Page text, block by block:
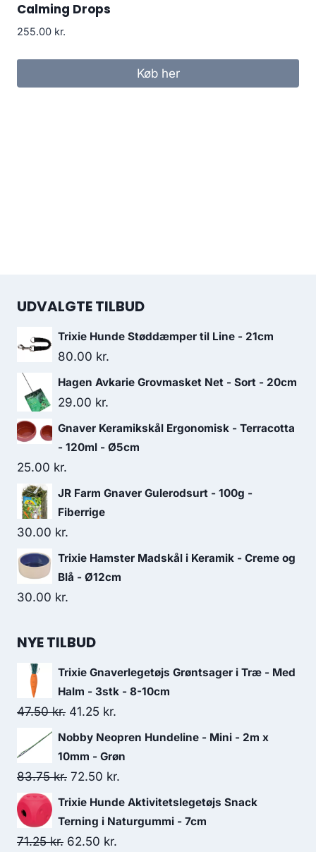
Calming Drops
255.00 kr.
Køb her
UDVALGTE TILBUD
Trixie Hunde Støddæmper til Line - 21cm
80.00 kr.
Hagen Avkarie Grovmasket Net - Sort - 20cm
29.00 kr.
Gnaver Keramikskål Ergonomisk - Terracotta
- 120ml - Ø5cm
25.00 kr.
JR Farm Gnaver Gulerodsurt - 100g -
Fiberrige
30.00 kr.
Trixie Hamster Madskål i Keramik - Creme og
Blå - Ø12cm
30.00 kr.
NYE TILBUD
Trixie Gnaverlegetøjs Grøntsager i Træ - Med
Halm - 3stk - 8-10cm
47.50kr. Den
oprindelige
pris
var:
47.50 kr..
41.25 kr.
aktuelle
pris
er:
41.25 kr..
Nobby Neopren Hundeline - Mini - 2m x
10mm - Grøn
83.75kr. Den
oprindelige
pris
var:
72.50 kr.
aktuelle
pris
Trixie Hunde Aktivitetslegetøjs Snack
Terning i Naturgummi - 7cm
71.25kr. Den
62.50 kr.